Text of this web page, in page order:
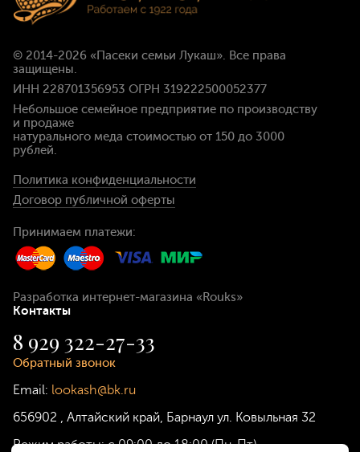
© 2014-2026 «Пасеки семьи Лукаш». Все права
защищены.
ИНН 228701356953 ОГРН 319222500052377
Небольшое семейное предприятие по производству
и продаже
натурального меда стоимостью от 150 до 3000
рублей.
Политика конфиденциальности
Договор публичной оферты
Принимаем платежи:
Разработка интернет-магазина «Rouks»
Контакты
8 929 322-27-33
Обратный звонок
Email: lookash@bk.ru
656902
Алтайский край, Барнаул ул. Ковыльная 32
Режим работы:с 09:00 до 18:00 (Пн-Пт)